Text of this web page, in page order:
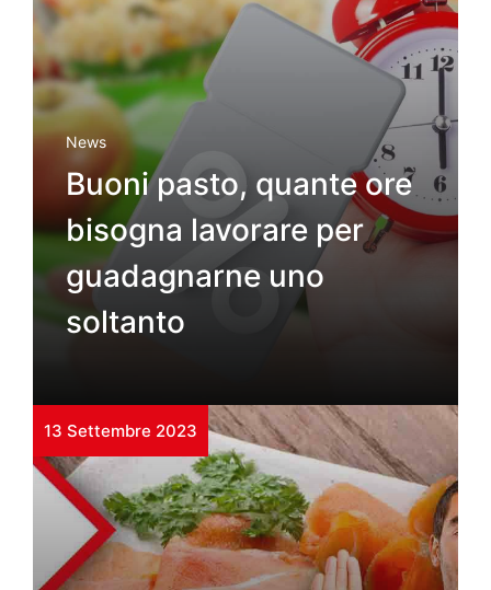
News
Buoni pasto, quante ore
bisogna lavorare per
guadagnarne uno
soltanto
13 Settembre 2023